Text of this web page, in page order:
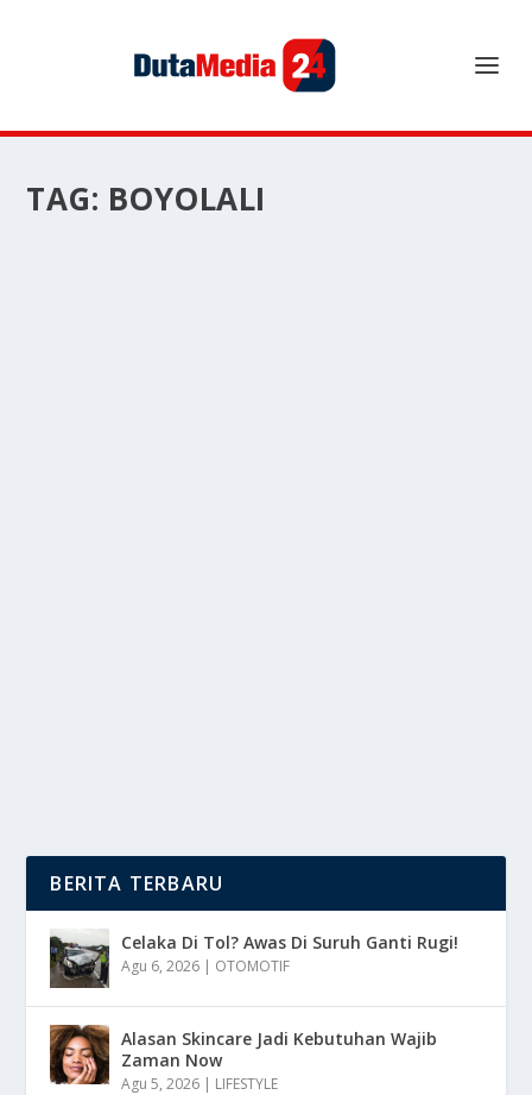
TAG: BOYOLALI
BERITA TERBARU
Celaka Di Tol? Awas Di Suruh Ganti Rugi!
Agu 6, 2026 | OTOMOTIF
Alasan Skincare Jadi Kebutuhan Wajib
Zaman Now
Agu 5, 2026 | LIFESTYLE